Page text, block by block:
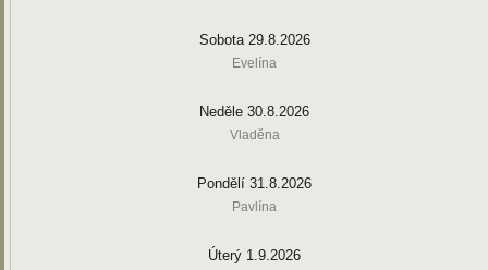
Sobota 29.8.2026
Evelína
Neděle 30.8.2026
Vladěna
Pondělí 31.8.2026
Pavlína
Úterý 1.9.2026